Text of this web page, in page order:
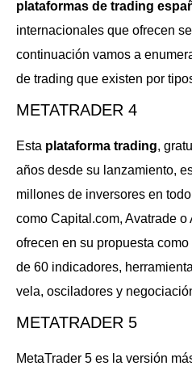
plataformas de trading
internacionales que ofrecen
continuación vamos a
de trading que existen por
METATRADER 4
Esta plataforma trading,
años desde su lanzamiento,
millones de inversores en
como Capital.com, Avatrade
ofrecen en su propuesta
de 60 indicadores,
vela, osciladores y
METATRADER 5
MetaTrader 5 es la versión